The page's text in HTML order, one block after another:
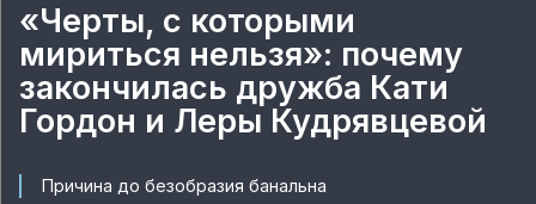
«Черты, с которыми
мириться нельзя»: почему
закончилась дружба Кати
Гордон и Леры Кудрявцевой
Причина до безобразия банальна